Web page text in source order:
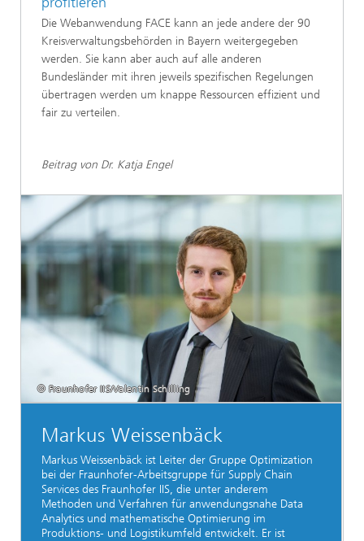
Die Webanwendung FACE kann an jede andere der 90
Kreisverwaltungsbehörden in Bayern weitergegeben
werden. Sie kann aber auch auf alle anderen
Bundesländer mit ihren jeweils spezifischen Regelungen
übertragen werden um knappe Ressourcen effizient und
fair zu verteilen.
Beitrag von Dr. Katja Engel
© Fraunhofer IIS/Valentin Schilling
Markus Weissenbäck
Markus Weissenbäck ist Leiter der Gruppe Optimization
bei der Fraunhofer-Arbeitsgruppe für Supply Chain
Services des Fraunhofer IIS, die unter anderem
Methoden und Verfahren für anwendungsnahe Data
Analytics und mathematische Optimierung im
Produktions- und Logistikumfeld entwickelt. Er ist